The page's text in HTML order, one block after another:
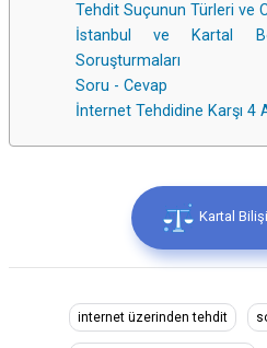
Tehdit Suçunun Türleri ve
İstanbul ve Kartal
Soruşturmaları
Soru - Cevap
İnternet Tehdidine Karşı 4
Kartal
internet üzerinden tehdit